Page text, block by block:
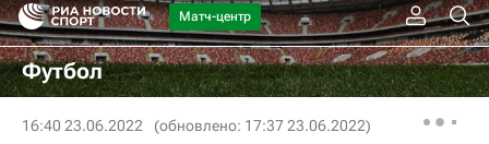
Матч-центр
Футбол
16:40 23.06.2022 (обновлено: 17:37 23.06.2022)